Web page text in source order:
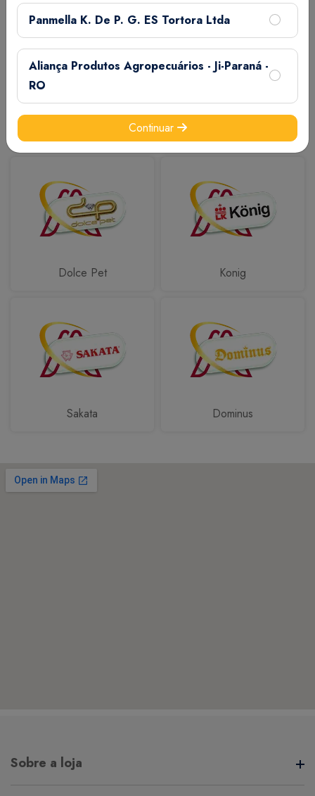
Dolce Pet Konig
Sakata Dominus
Sobre a loja
Panmella K. De P. G. ES Tortora Ltda
Aliança Produtos Agropecuários - Ji-Paraná -
RO
Continuar